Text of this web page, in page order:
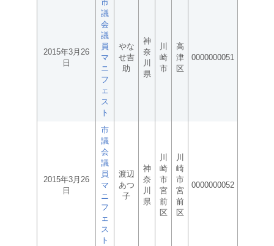
2015年3月26
日
市
議
会
議
員
マ
ニ
フ
ェ
ス
ト
やな
せ吉
助
神
奈
川
県
川
崎
市
高
津
区
0000000051
2015年3月26
日
市
議
会
議
員
マ
ニ
フ
ェ
ス
ト
渡辺
あつ
子
神
奈
川
県
川
崎
市
宮
前
区
川
崎
市
宮
前
区
0000000052